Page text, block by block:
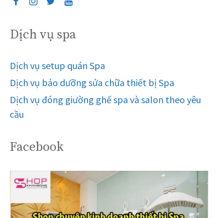
Dịch vụ spa
Dịch vụ setup quán Spa
Dịch vụ bảo dưỡng sửa chữa thiết bị Spa
Dịch vụ đóng giường ghế spa và salon theo yêu
cầu
Facebook